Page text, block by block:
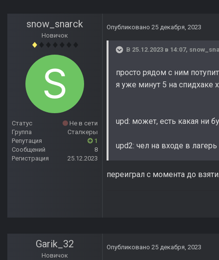
snow_snarck
Новичок
Статус
Не в сети
Группа
Сталкеры
Репутация
1
Сообщений
8
Регистрация
25.12.2023
Опубликовано 25 декабря, 2023
В 25.12.2023 в 14:07,
просто рядом с ним
я уже минут 5 на спидхаке
upd: может, есть какая ни
upd2: чел на входе в
переиграл с момента до
Garik_32
Новичок
Опубликовано 25 декабря, 2023